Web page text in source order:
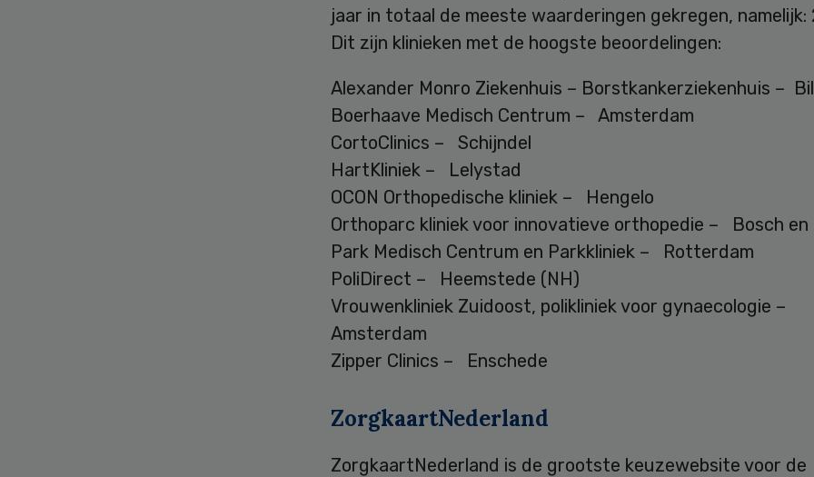
jaar in totaal de meeste waarderingen gekregen, namelijk:
Dit zijn klinieken met de hoogste beoordelingen:
Alexander Monro Ziekenhuis – Borstkankerziekenhuis –
Boerhaave Medisch Centrum – Amsterdam
CortoClinics – Schijndel
HartKliniek – Lelystad
OCON Orthopedische kliniek – Hengelo
Orthoparc kliniek voor innovatieve orthopedie – Bosch en
Park Medisch Centrum en Parkkliniek – Rotterdam
PoliDirect – Heemstede (NH)
Vrouwenkliniek Zuidoost, polikliniek voor gynaecologie –
Amsterdam
Zipper Clinics – Enschede
ZorgkaartNederland
ZorgkaartNederland is de grootste keuzewebsite voor de